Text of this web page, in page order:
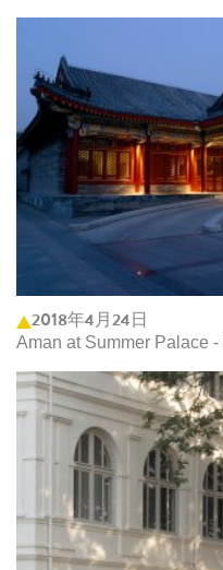
2018年4月24日
Aman at Summer Palace